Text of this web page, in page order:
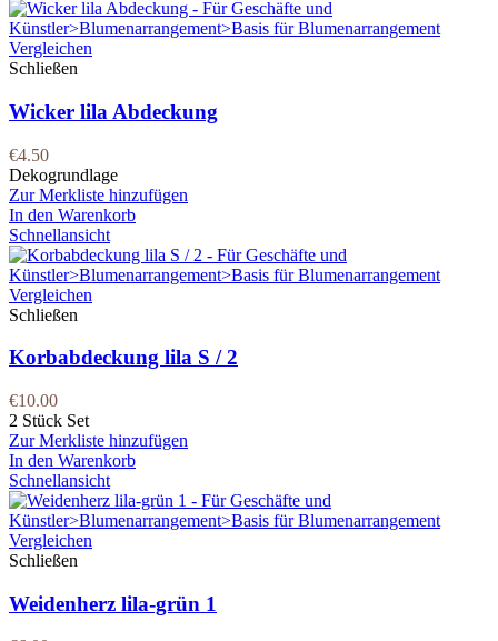
Vergleichen
Schließen
Wicker lila Abdeckung
€4.50
Dekogrundlage
Zur Merkliste hinzufügen
In den Warenkorb
Schnellansicht
Vergleichen
Schließen
Korbabdeckung lila S / 2
€10.00
2 Stück Set
Zur Merkliste hinzufügen
In den Warenkorb
Schnellansicht
Vergleichen
Schließen
Weidenherz lila-grün 1